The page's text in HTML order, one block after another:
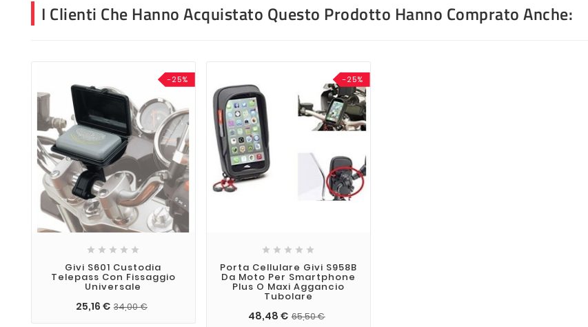
I Clienti Che Hanno Acquistato Questo Prodotto Hanno Comprato Anche:
-25%
    
Givi S601 Custodia
Telepass Con Fissaggio
Universale
25,16 € 34,00 €
-25%
    
Porta Cellulare Givi S958B
Da Moto Per Smartphone
Plus O Maxi Aggancio
Tubolare
48,48 € 65,50 €